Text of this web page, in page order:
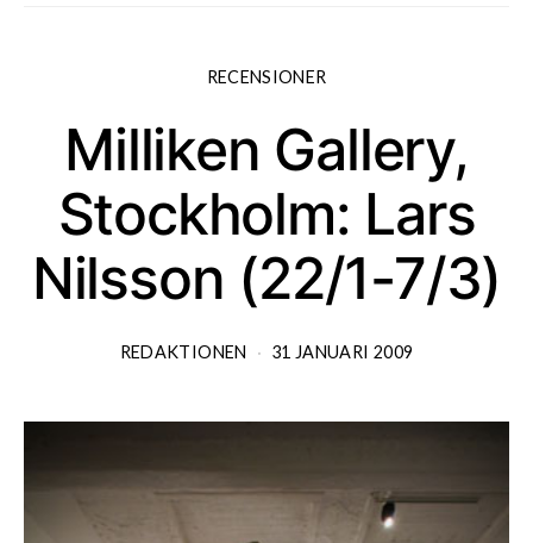
RECENSIONER
Milliken Gallery,
Stockholm: Lars
Nilsson (22/1-7/3)
REDAKTIONEN 31 JANUARI 2009